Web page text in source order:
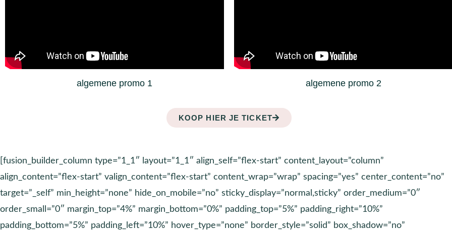
algemene promo 1 algemene promo 2
KOOP HIER JE TICKET
[fusion_builder_column type=”1_1″ layout=”1_1″ align_self=”flex-start” content_layout=”column”
align_content=”flex-start” valign_content=”flex-start” content_wrap=”wrap” spacing=”yes” center_content=”no”
target=”_self” min_height=”none” hide_on_mobile=”no” sticky_display=”normal,sticky” order_medium=”0″
order_small=”0″ margin_top=”4%” margin_bottom=”0%” padding_top=”5%” padding_right=”10%”
padding_bottom=”5%” padding_left=”10%” hover_type=”none” border_style=”solid” box_shadow=”no”